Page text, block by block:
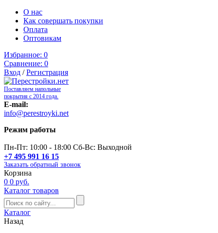
О нас
Как совершать покупки
Оплата
Оптовикам
Избранное: 0
Сравнение: 0
Вход /Регистрация
Поставляем напольные
покрытия с 2014 года.
E-mail:
info@perestroyki.net
Режим работы
Пн-Пт: 10:00 - 18:00 Сб-Вс: Выходной
+7 495 991 16 15
Заказать обратный звонок
Корзина
0 0 руб.
Каталог товаров
Каталог
Назад